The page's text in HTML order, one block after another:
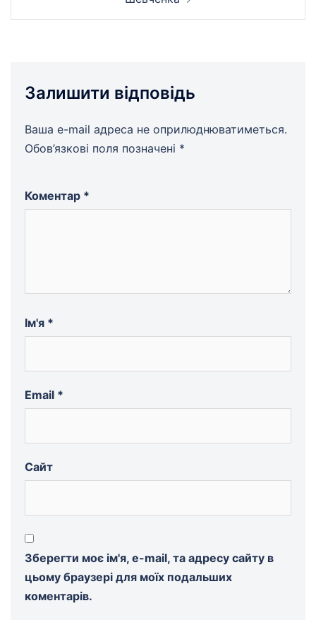
Залишити відповідь
Ваша e-mail адреса не оприлюднюватиметься.
Обов’язкові поля позначені *
Коментар *
Ім'я *
Email *
Сайт
Зберегти моє ім'я, e-mail, та адресу сайту в
цьому браузері для моїх подальших
коментарів.